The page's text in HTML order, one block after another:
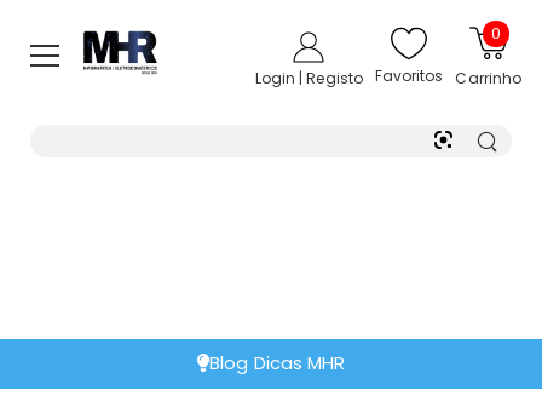
Login | Registo Favoritos
0
Carrinho
Extensão de Garantia